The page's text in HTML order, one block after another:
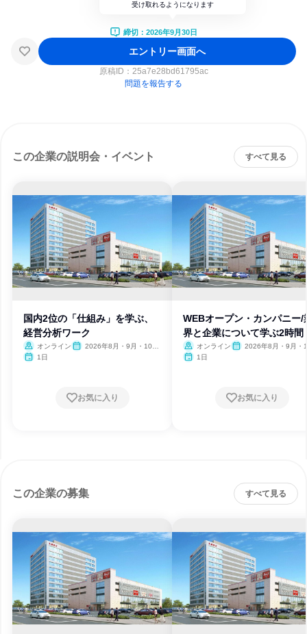
受け取れるようになります
締切：2026年9月30日
エントリー画面へ
原稿ID： 25a7e28bd61795ac
問題を報告する
この企業の説明会・イベント すべて見る
国内2位の「仕組み」を学ぶ、
経営分析ワーク
オンライン
2026年8月・9月・10
1日
お気に入り
WEBオープン・カンパニー/
界と企業について学ぶ2時間
オンライン
2026年8月・9月・
1日
お気に入り
この企業の募集 すべて見る